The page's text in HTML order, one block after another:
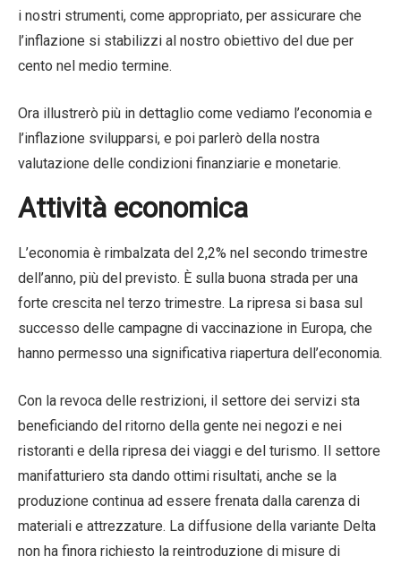
i nostri strumenti, come appropriato, per assicurare che
l’inflazione si stabilizzi al nostro obiettivo del due per
cento nel medio termine.
Ora illustrerò più in dettaglio come vediamo l’economia e
l’inflazione svilupparsi, e poi parlerò della nostra
valutazione delle condizioni finanziarie e monetarie.
Attività economica
L’economia è rimbalzata del 2,2% nel secondo trimestre
dell’anno, più del previsto. È sulla buona strada per una
forte crescita nel terzo trimestre. La ripresa si basa sul
successo delle campagne di vaccinazione in Europa, che
hanno permesso una significativa riapertura dell’economia.
Con la revoca delle restrizioni, il settore dei servizi sta
beneficiando del ritorno della gente nei negozi e nei
ristoranti e della ripresa dei viaggi e del turismo. Il settore
manifatturiero sta dando ottimi risultati, anche se la
produzione continua ad essere frenata dalla carenza di
materiali e attrezzature. La diffusione della variante Delta
non ha finora richiesto la reintroduzione di misure di